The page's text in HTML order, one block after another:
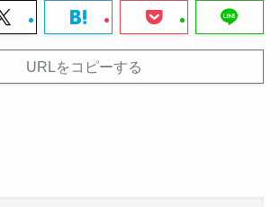
URLをコピーする